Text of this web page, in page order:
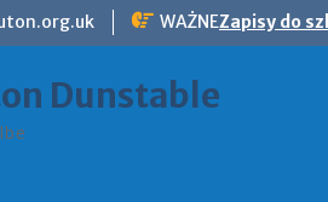
WAŻNEZapisy do
Dunstable